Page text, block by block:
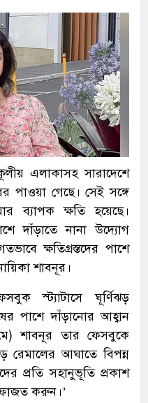
এলাকাসহ সারাদেশে
পাওয়া গেছে। সেই সঙ্গে
ব্যাপক ক্ষতি হয়েছে।
দাঁড়াতে নানা উদ্যোগ
ক্ষতিগ্রস্তদের পাশে
শাবনূর।
স্ট্যাটাসে ঘূর্ণিঝড়
পাশে দাঁড়ানোর আহ্বান
শাবনূর তার ফেসবুকে
রেমালের আঘাতে বিপন্ন
প্রতি সহানুভূতি প্রকাশ
করুন।’